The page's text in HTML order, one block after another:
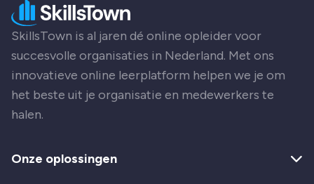
SkillsTown is al jaren dé online opleider voor
succesvolle organisaties in Nederland. Met ons
innovatieve online leerplatform helpen we je om
het beste uit je organisatie en medewerkers te
halen.
Onze oplossingen